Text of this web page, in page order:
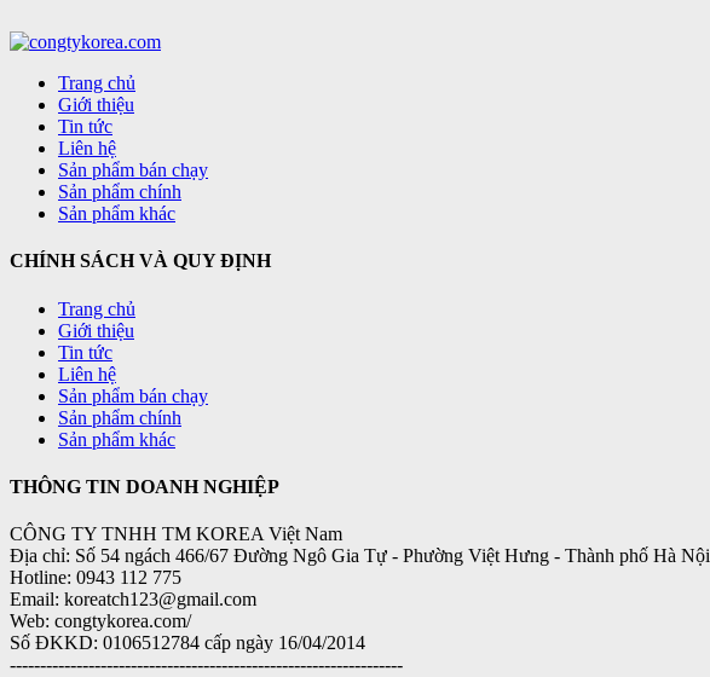
Trang chủ
Giới thiệu
Tin tức
Liên hệ
Sản phẩm bán chạy
Sản phẩm chính
Sản phẩm khác
CHÍNH SÁCH VÀ QUY ĐỊNH
Trang chủ
Giới thiệu
Tin tức
Liên hệ
Sản phẩm bán chạy
Sản phẩm chính
Sản phẩm khác
THÔNG TIN DOANH NGHIỆP
CÔNG TY TNHH TM KOREA Việt Nam
Địa chỉ: Số 54 ngách 466/67 Đường Ngô Gia Tự - Phường Việt Hưng - Thành phố Hà Nội
Hotline: 0943 112 775
Email: koreatch123@gmail.com
Web: congtykorea.com/
Số ĐKKD: 0106512784 cấp ngày 16/04/2014
-----------------------------------------------------------------